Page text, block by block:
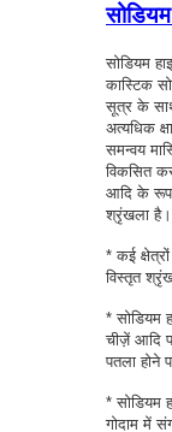
सोडियम
कास्टिक
सूत्र के
अत्यधिक
समन्वय
विकसित
आदि के रूप
श्रृंखला है।
* कई
विस्तृत
* सोडियम
चीज़ें आदि
पतला होने
* सोडियम
गोदाम में